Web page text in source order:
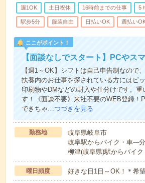
週1OK 土日祝休 16時前までの仕事 5
駅歩5分 服装自由 日払いOK 週払い
ここがポイント！
【面談なしでスタート】PCやス
【週1～OK】シフトは自己申告制なので
扶養内のお仕事を探されている方にはピ
印刷物やDMなどの封入や仕分けです。
す！《面談不要》来社不要のWEB登録
できちゃ…つづきを見る
勤務地
岐阜県岐阜市
岐阜駅からバイク・車---
柳津(岐阜県)駅からバイ
曜日頻度 好きな日1日～OK！＊希